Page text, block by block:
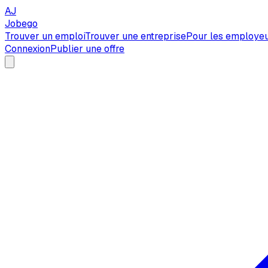
AJ
Jobego
Trouver un emploiTrouver une entreprisePour les
ConnexionPublier une offre